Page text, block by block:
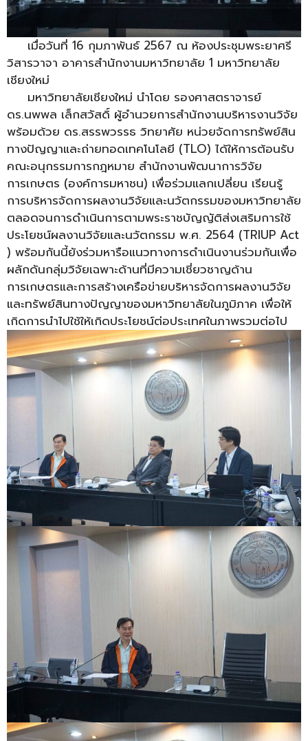
เมื่อวันที่ 16 กุมภาพันธ์ 2567 ณ ห้องประชุมพระยาศรี
วิสารวาจา อาคารสำนักงานมหาวิทยาลัย 1 มหาวิทยาลัย
เชียงใหม่
มหาวิทยาลัยเชียงใหม่ นำโดย รองศาสตราจารย์
ดร.นพพล เล็กสวัสดิ์ ผู้อำนวยการสำนักงานบริหารงานวิจัย
พร้อมด้วย ดร.สรรพวรรธ วิทยาศัย หน่วยจัดการทรัพย์สิน
ทางปัญญาและถ่ายทอดเทคโนโลยี (TLO) ได้ให้การต้อนรับ
คณะอนุกรรมการกฎหมาย สำนักงานพัฒนาการวิจัย
การเกษตร (องค์การมหาชน) เพื่อร่วมแลกเปลี่ยน เรียนรู้
การบริหารจัดการผลงานวิจัยและนวัตกรรมของมหาวิทยาลัย
ตลอดจนการดำเนินการตามพระราชบัญญัติส่งเสริมการใช้
ประโยชน์ผลงานวิจัยและนวัตกรรม พ.ศ. 2564 (TRIUP Act
) พร้อมกันนี้ยังร่วมหารือแนวทางการดำเนินงานร่วมกันเพื่อ
ผลักดันกลุ่มวิจัยเฉพาะด้านที่มีความเชี่ยวชาญด้าน
การเกษตรและการสร้างเครือข่ายบริหารจัดการผลงานวิจัย
และทรัพย์สินทางปัญญาของมหาวิทยาลัยในภูมิภาค เพื่อให้
เกิดการนำไปใช้ให้เกิดประโยชน์ต่อประเทศในภาพรวมต่อไป